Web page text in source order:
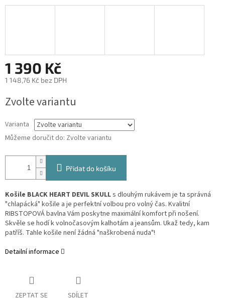
1 390 Kč
1 148,76 Kč bez DPH
cena:
Zvolte variantu
Varianta
Můžeme doručit do: Zvolte variantu
Přidat do košíku
Košile BLACK HEART DEVIL SKULLs dlouhým rukávem je ta správná
"chlapácká" košile a je perfektní volbou pro volný čas. Kvalitní
RIBSTOPOVÁ bavlna Vám poskytne maximální komfort při nošení.
Skvěle se hodí k volnočasovým kalhotám a jeansům. Ukaž tedy, kam
patříš. Tahle košile není žádná "naškrobená nuda"!
Detailní informace
ZEPTAT SE SDÍLET